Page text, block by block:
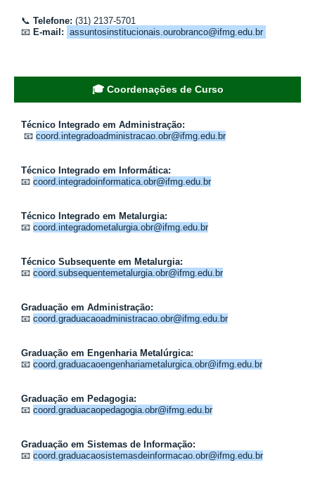
📞 Telefone: (31) 2137-5701
📧 E-mail: assuntosinstitucionais.ourobranco@ifmg.edu.br
🎓 Coordenações de Curso
Técnico Integrado em Administração:
📧 coord.integradoadministracao.obr@ifmg.edu.br
Técnico Integrado em Informática:
📧 coord.integradoinformatica.obr@ifmg.edu.br
Técnico Integrado em Metalurgia:
📧 coord.integradometalurgia.obr@ifmg.edu.br
Técnico Subsequente em Metalurgia:
📧 coord.subsequentemetalurgia.obr@ifmg.edu.br
Graduação em Administração:
📧 coord.graduacaoadministracao.obr@ifmg.edu.br
Graduação em Engenharia Metalúrgica:
📧 coord.graduacaoengenhariametalurgica.obr@ifmg.edu.br
Graduação em Pedagogia:
📧 coord.graduacaopedagogia.obr@ifmg.edu.br
Graduação em Sistemas de Informação:
📧 coord.graduacaosistemasdeinformacao.obr@ifmg.edu.br